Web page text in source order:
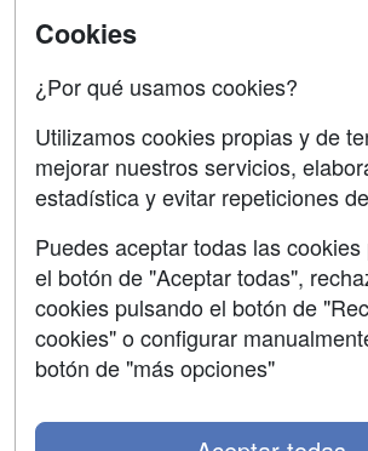
Acceso Centros
Contactar
Confidencialidad
Aviso legal
Copyleft
Cookies
¿Por qué usamos cookies?
Utilizamos cookies propias y de
mejorar nuestros servicios,
estadística y evitar repeticiones
Puedes aceptar todas las
el botón de "Aceptar todas",
cookies pulsando el botón de
cookies" o configurar
botón de "más opciones"